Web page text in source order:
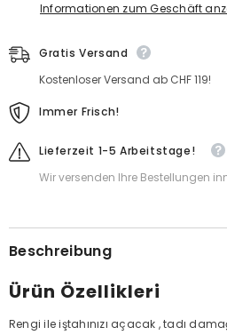
Informationen zum Geschäft
Gratis Versand
Kostenloser Versand ab CHF 119!
Immer Frisch!
Lieferzeit 1-5 Arbeitstage!
Wir versenden Ihre Bestellungen
Beschreibung
Ürün Özellikleri
Rengi ile iştahınızı açacak , tadı